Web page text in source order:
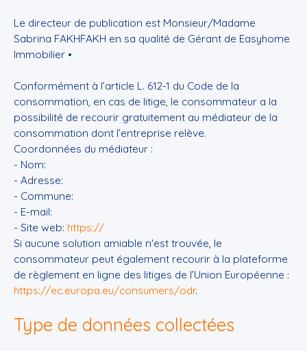
Le directeur de publication est Monsieur/Madame
Sabrina FAKHFAKH en sa qualité de Gérant de Easyhome
Immobilier •
Conformément à l’article L. 612-1 du Code de la
consommation, en cas de litige, le consommateur a la
possibilité de recourir gratuitement au médiateur de la
consommation dont l’entreprise relève.
Coordonnées du médiateur :
- Nom:
- Adresse:
- Commune:
- E-mail:
- Site web: https://
Si aucune solution amiable n'est trouvée, le
consommateur peut également recourir à la plateforme
de règlement en ligne des litiges de l’Union Européenne :
https://ec.europa.eu/consumers/odr.
Type de données collectées